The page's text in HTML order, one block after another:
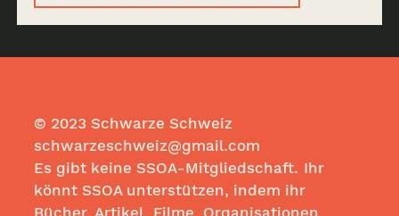
© 2023 Schwarze Schweiz
schwarzeschweiz@gmail.com
Es gibt keine SSOA-Mitgliedschaft. Ihr
könnt SSOA unterstützen, indem ihr